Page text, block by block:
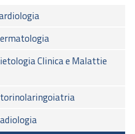
Clinica e Malattie